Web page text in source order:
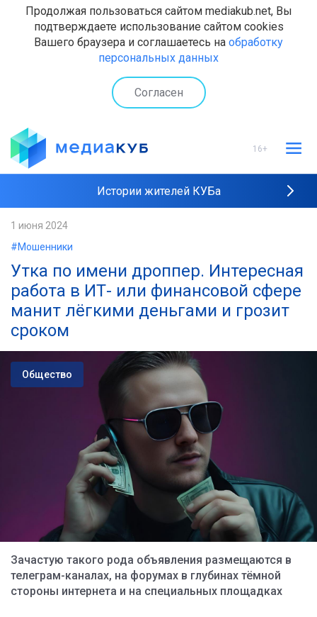
Продолжая пользоваться сайтом mediakub.net, Вы
подтверждаете использование сайтом cookies
Вашего браузера и соглашаетесь на обработку
персональных данных
Согласен
16+
Истории жителей КУБа
1 июня 2024
#Мошенники
Утка по имени дроппер. Интересная
работа в ИТ- или финансовой сфере
манит лёгкими деньгами и грозит
сроком
Общество
Зачастую такого рода объявления размещаются в
телеграм-каналах, на форумах в глубинах тёмной
стороны интернета и на специальных площадках